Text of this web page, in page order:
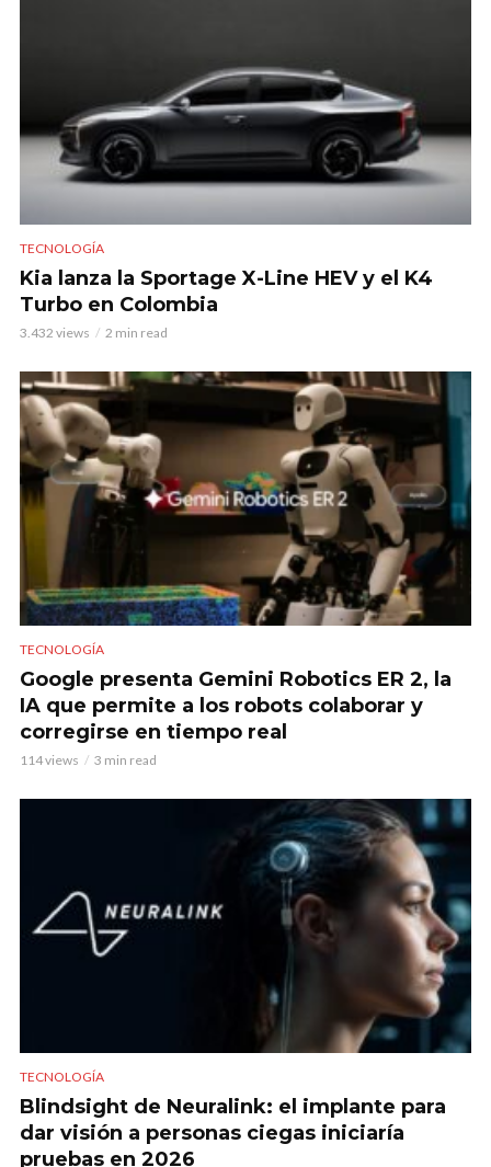
TECNOLOGÍA
Kia lanza la Sportage X-Line HEV y el K4
Turbo en Colombia
3.432 views 2 min read
TECNOLOGÍA
Google presenta Gemini Robotics ER 2, la
IA que permite a los robots colaborar y
corregirse en tiempo real
114 views 3 min read
TECNOLOGÍA
Blindsight de Neuralink: el implante para
dar visión a personas ciegas iniciaría
pruebas en 2026